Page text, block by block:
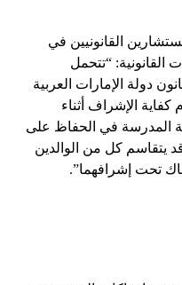
القانونيين في
القانونية: “تتحمل
دولة الإمارات العربية
الإشراف أثناء
المدرسة في الحفاظ على
يتقاسم كل من الوالدين
تحت إشرافهما”.